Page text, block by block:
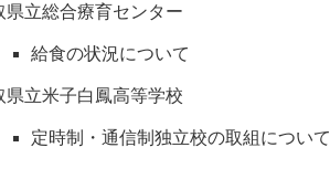
県立総合療育センター
給食の状況について
県立米子白鳳高等学校
定時制・通信制独立校の取組について